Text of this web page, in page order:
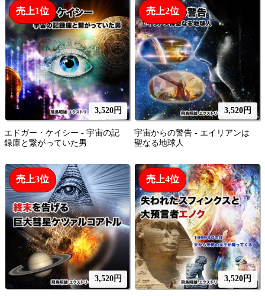
エドガー・ケイシー - 宇宙の記
録庫と繋がっていた男
3,520円
売上1位
宇宙からの警告 - エイリアンは
聖なる地球人
3,520円
売上2位
3,520円
売上3位
3,520円
売上4位